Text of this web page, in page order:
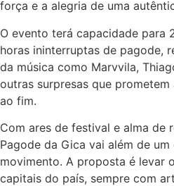
força e a alegria de uma
O evento terá capacidade para
horas ininterruptas de pagode,
da música como Marvvila,
outras surpresas que
ao fim.
Com ares de festival e alma de
Pagode da Gica vai além de
movimento. A proposta é levar
capitais do país, sempre com